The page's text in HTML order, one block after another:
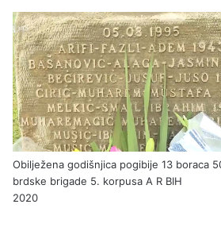
Obilježena godišnjica pogibije 13 boraca
brdske brigade 5. korpusa A R BIH
2020